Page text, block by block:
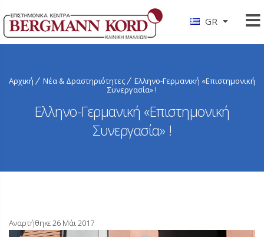
GR
Αρχική Νέα & Δραστηριότητες
Ελληνο-Γερμανική «Επιστημονική
Συνεργασία» !
Ελληνο-Γερμανική «Επιστημονική
Συνεργασία» !
Αναρτήθηκε 26 Μάι 2017